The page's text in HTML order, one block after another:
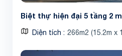
Biệt thự hiện đại 5 tầng 2
Diện tích 266m2 (15.2m x